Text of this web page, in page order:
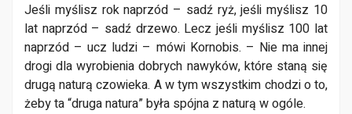
Jeśli myślisz rok naprzód – sadź ryż, jeśli myślisz 10
lat naprzód – sadź drzewo. Lecz jeśli myślisz 100 lat
naprzód – ucz ludzi – mówi Kornobis. – Nie ma innej
drogi dla wyrobienia dobrych nawyków, które staną się
drugą naturą czowieka. A w tym wszystkim chodzi o to,
żeby ta “druga natura” była spójna z naturą w ogóle.